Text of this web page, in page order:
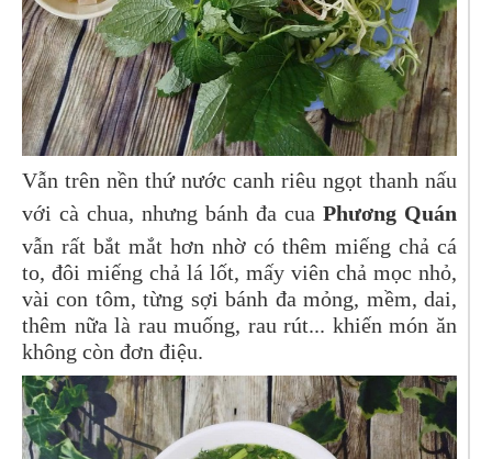
Vẫn trên nền thứ nước canh riêu ngọt thanh nấu
với cà chua, nhưng bánh đa cua Phương Quán
vẫn rất bắt mắt hơn nhờ có thêm miếng chả cá
to, đôi miếng chả lá lốt, mấy viên chả mọc nhỏ,
vài con tôm, từng sợi bánh đa mỏng, mềm, dai,
thêm nữa là rau muống, rau rút... khiến món ăn
không còn đơn điệu.